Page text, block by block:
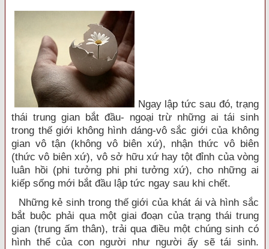
Ngay lập tức sau đó, trạng
thái trung gian bắt đầu- ngoại trừ những ai tái sinh
trong thế giới không hình dáng-vô sắc giới của không
gian vô tận (không vô biên xứ), nhận thức vô biên
(thức vô biên xứ), vô sở hữu xứ hay tột đỉnh của vòng
luân hồi (phi tưởng phi phi tưởng xứ), cho những ai
kiếp sống mới bắt đầu lập tức ngay sau khi chết.
Những kẻ sinh trong thế giới của khát ái và hình sắc
bắt buộc phải qua một giai đoạn của trạng thái trung
gian (trung ấm thân), trải qua điều một chúng sinh có
hình thể của con người như người ấy sẽ tái sinh.